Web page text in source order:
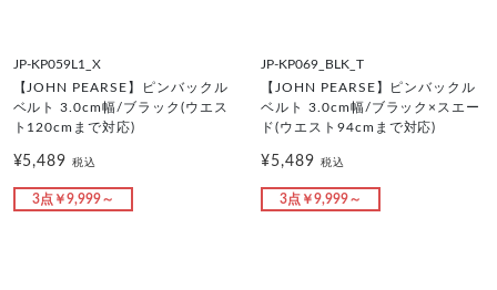
JP-KP059L1_X
【JOHN PEARSE】ピンバックル
ベルト 3.0cm幅/ブラック(ウエス
ト120cmまで対応)
¥5,489税込
3点￥9,999～
JP-KP069_BLK_T
【JOHN PEARSE】ピンバックル
ベルト 3.0cm幅/ブラック×スエー
ド(ウエスト94cmまで対応)
¥5,489 税込
3点￥9,999～